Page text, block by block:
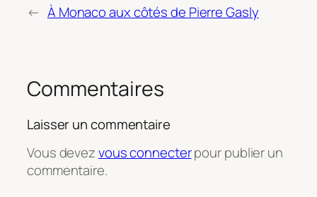
← À Monaco aux côtés de Pierre Gasly
Commentaires
Laisser un commentaire
Vous devezvous connecterpour publier un
commentaire.